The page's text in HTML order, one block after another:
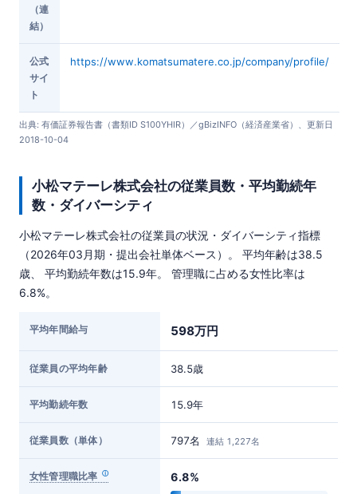
（連
結）
公式
サイ
ト
https://www.komatsumatere.co.jp/company/profile/
出典: 有価証券報告書（書類ID S100YHIR）／gBizINFO（経済産業省）、更新日
2018-10-04
小松マテーレ株式会社の従業員数・平均勤続年
数・ダイバーシティ
小松マテーレ株式会社の従業員の状況・ダイバーシティ指標
（2026年03月期・提出会社単体ベース）。 平均年齢は38.5
歳、 平均勤続年数は15.9年。 管理職に占める女性比率は
6.8%。
平均年間給与 598万円
従業員の平均年齢 38.5歳
平均勤続年数 15.9年
従業員数（単体） 797名 連結 1,227名
女性管理職比率 6.8%